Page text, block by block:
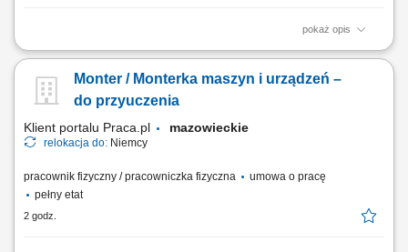
pokaż opis
Montaż mechaniczny maszyn i urządzeń przemysłowych zgodnie z
pneumatycznych, sterujących oraz czujników. Uruchamianie oraz
testowanie gotowych urządzeń. Wykonywanie prac serwisowych i
Monter / Monterka maszyn i urządzeń –
do przyuczenia
Klient portalu Praca.pl mazowieckie
relokacja do: Niemcy
pracownik fizyczny / pracowniczka fizyczna
umowa o pracę
pełny etat
2 godz.